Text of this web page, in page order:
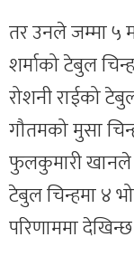
तर उनले जम्मा ५
शर्माको टेबुल
रोशनी राईको
गौतमको मुसा
फुलकुमारी खानले
टेबुल चिन्हमा ४
परिणाममा